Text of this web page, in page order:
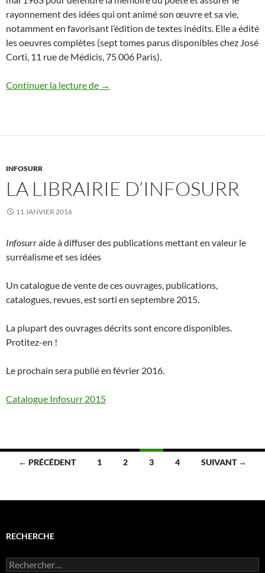
rayonnement des idées qui ont animé son œuvre et sa vie,
notamment en favorisant l’édition de textes inédits. Elle a édité
les oeuvres complètes (sept tomes parus disponibles chez José
Corti, 11 rue de Médicis, 75 006 Paris).
Continuer la lecture de Association des amis de Benjamin Péret
→
INFOSURR
LA LIBRAIRIE D’INFOSURR
11 JANVIER 2016
Infosurraide à diffuser des publications mettant en valeur le
surréalisme et ses idées
Un catalogue de vente de ces ouvrages, publications,
catalogues, revues, est sorti en septembre 2015.
La plupart des ouvrages décrits sont encore disponibles.
Protitez-en !
Le prochain sera publié en février 2016.
Catalogue Infosurr 2015
Navigation
articles
← PRÉCÉDENT 1 2 3 4 SUIVANT →
RECHERCHE
Rechercher :